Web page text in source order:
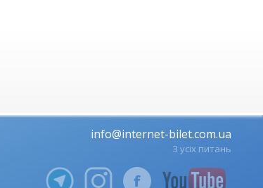
info@internet-bilet.com.ua
З усіх питань